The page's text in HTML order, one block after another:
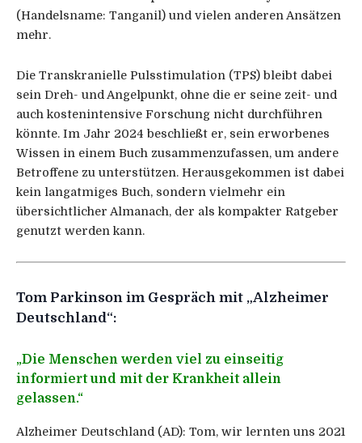
(Handelsname: Tanganil) und vielen anderen Ansätzen
mehr.
Die Transkranielle Pulsstimulation (TPS) bleibt dabei
sein Dreh- und Angelpunkt, ohne die er seine zeit- und
auch kostenintensive Forschung nicht durchführen
könnte. Im Jahr 2024 beschließt er, sein erworbenes
Wissen in einem Buch zusammenzufassen, um andere
Betroffene zu unterstützen. Herausgekommen ist dabei
kein langatmiges Buch, sondern vielmehr ein
übersichtlicher Almanach, der als kompakter Ratgeber
genutzt werden kann.
Tom Parkinson im Gespräch mit „Alzheimer
Deutschland“:
„Die Menschen werden viel zu einseitig
informiert und mit der Krankheit allein
gelassen.“
Alzheimer Deutschland (AD): Tom, wir lernten uns 2021